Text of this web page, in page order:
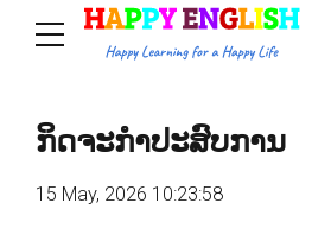
ກິດຈະກຳປະສົບການ
15 May, 2026 10:23:58